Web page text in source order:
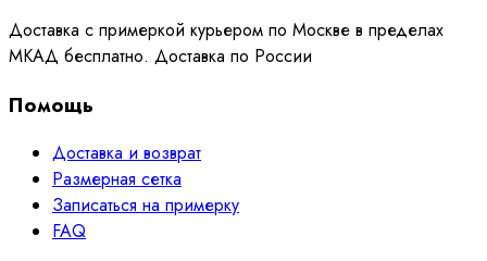
Доставка с примеркой курьером по Москве в пределах
МКАД бесплатно. Доставка по России
Помощь
Доставка и возврат
Размерная сетка
Записаться на примерку
FAQ